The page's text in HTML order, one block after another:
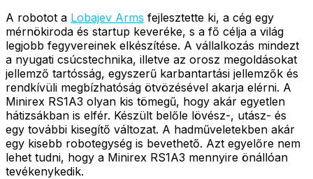
A robotot a Lobajev Arms fejlesztette ki, a cég egy
mérnökiroda és startup keveréke, s a fő célja a világ
legjobb fegyvereinek elkészítése. A vállalkozás mindezt
a nyugati csúcstechnika, illetve az orosz megoldásokat
jellemző tartósság, egyszerű karbantartási jellemzők és
rendkívüli megbízhatóság ötvözésével akarja elérni. A
Minirex RS1A3 olyan kis tömegű, hogy akár egyetlen
hátizsákban is elfér. Készült belőle lövész-, utász- és
egy további kisegítő változat. A hadműveletekben akár
egy kisebb robotegység is bevethető. Azt egyelőre nem
lehet tudni, hogy a Minirex RS1A3 mennyire önállóan
tevékenykedik.